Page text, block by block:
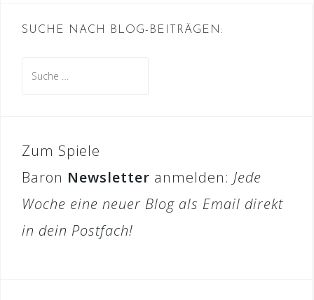
SUCHE NACH BLOG-BEITRÄGEN:
nach:
Zum Spiele
Baron Newsletter anmelden: Jede
Woche eine neuer Blog als Email direkt
in dein Postfach!